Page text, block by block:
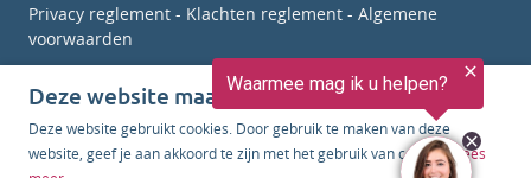
Privacy reglement - Klachten reglement - Algemene
voorwaarden
Deze website maakt gebruik van cookies
Deze website gebruikt cookies. Door gebruik te maken van deze
website, geef je aan akkoord te zijn met het gebruik van cookies. Lees